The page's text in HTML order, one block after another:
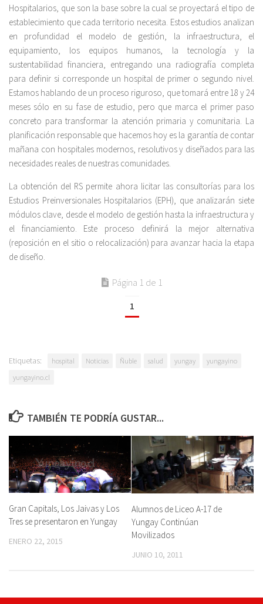
Hospitalarios, que son la base sobre la cual se proyectará el tipo de
establecimiento que cada territorio necesita. Estos estudios analizan
en profundidad el modelo de gestión, la infraestructura, el
equipamiento, los equipos humanos, la tecnología y la
sustentabilidad financiera, entregando una radiografía completa
para definir si corresponde un hospital de primer o segundo nivel.
Estamos hablando de un proceso riguroso, que tomará entre 18 y 24
meses sólo en su fase de estudio, pero que marca el primer paso
concreto para transformar la atención primaria y comunitaria. La
planificación responsable que hacemos hoy es la garantía de contar
mañana con hospitales modernos, resolutivos y diseñados para las
necesidades reales de nuestras comunidades.
La obtención del RS permite ahora licitar las consultorías para los
Estudios Preinversionales Hospitalarios (EPH), que analizarán siete
módulos clave, desde el modelo de gestión hasta la infraestructura y
el financiamiento. Este proceso definirá la mejor alternativa
(reposición en el sitio o relocalización) para avanzar hacia la etapa
de diseño.
Página 1 de 1
1
Etiquetas: hospital Noticias Ñuble salud yungay
yungayino
yungayino.cl
TAMBIÉN TE PODRÍA GUSTAR...
Gran Capitals, Los Jaivas y Los
Tres se presentaron en Yungay
ENERO 22, 2015
Alumnos de Liceo A-17 de
Yungay Continúan
Movilizados
JUNIO 10, 2011